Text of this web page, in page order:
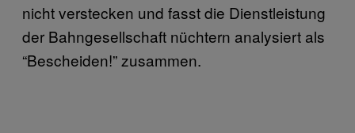
nicht verstecken und fasst die Dienstleistung
der Bahngesellschaft nüchtern analysiert als
“Bescheiden!” zusammen.